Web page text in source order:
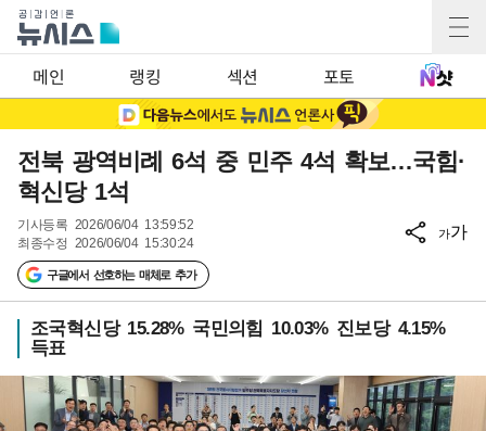
메인 랭킹 섹션 포토
전북 광역비례 6석 중 민주 4석 확보…국힘·
혁신당 1석
기사등록 2026/06/04 13:59:52
최종수정 2026/06/04 15:30:24
구글에서 선호하는 매체로 추가
가가
조국혁신당 15.28% 국민의힘 10.03% 진보당 4.15%
득표